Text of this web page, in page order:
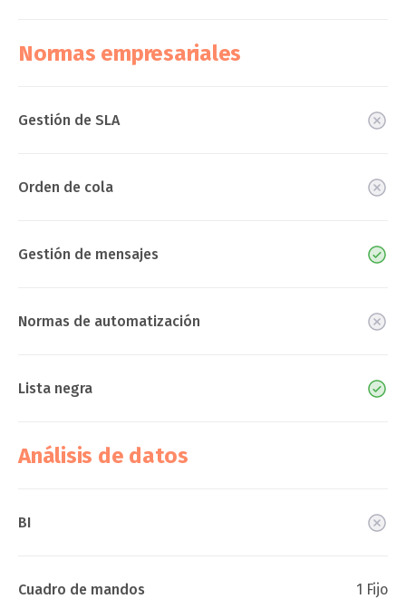
Normas empresariales
Gestión de SLA
Orden de cola
Gestión de mensajes
Normas de automatización
Lista negra
Análisis de datos
BI
Cuadro de mandos 1 Fijo